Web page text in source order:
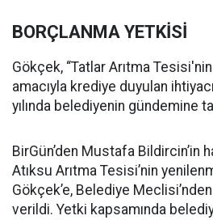
BORÇLANMA YETKİSİ
Gökçek, “Tatlar Arıtma
amacıyla krediye duyulan
yılında belediyenin gündemine
BirGün’den Mustafa Bildircin’in
Atıksu Arıtma Tesisi’nin
Gökçek’e, Belediye
verildi. Yetki kapsamında